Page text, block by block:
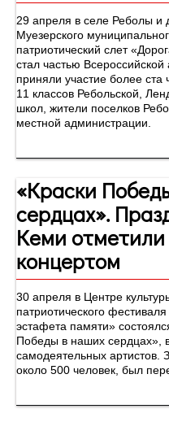
29 апреля в селе Реболы и
Муезерского
патриотический слет
стал частью Всероссийской
приняли участие более ста человек: учителя и учащиеся 5-
11 классов Ребольской,
школ, жители поселков
местной администрации.
«Краски
сердцах».
Кеми
концертом
30 апреля в Центре
патриотического
эстафета памяти»
Победы в наших сердцах»,
самодеятельных
около 500 человек, был